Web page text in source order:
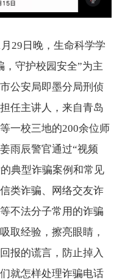
29日晚，生命科学学
，守护校园安全”为主
公安局即墨分局刑侦
任主讲人，来自青岛
一校三地的200余位师
雨辰警官通过“视频
典型诈骗案例和常见
类诈骗、网络交友诈
不法分子常用的诈骗
取经验，擦亮眼睛，
报的谎言，防止掉入
就怎样处理诈骗电话